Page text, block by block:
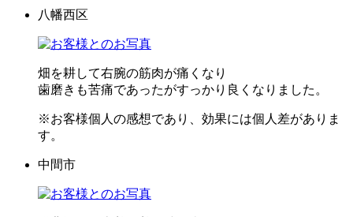
八幡西区
畑を耕して右腕の筋肉が痛くなり
歯磨きも苦痛であったがすっかり良くなりました。
※お客様個人の感想であり、効果には個人差がありま
す。
中間市